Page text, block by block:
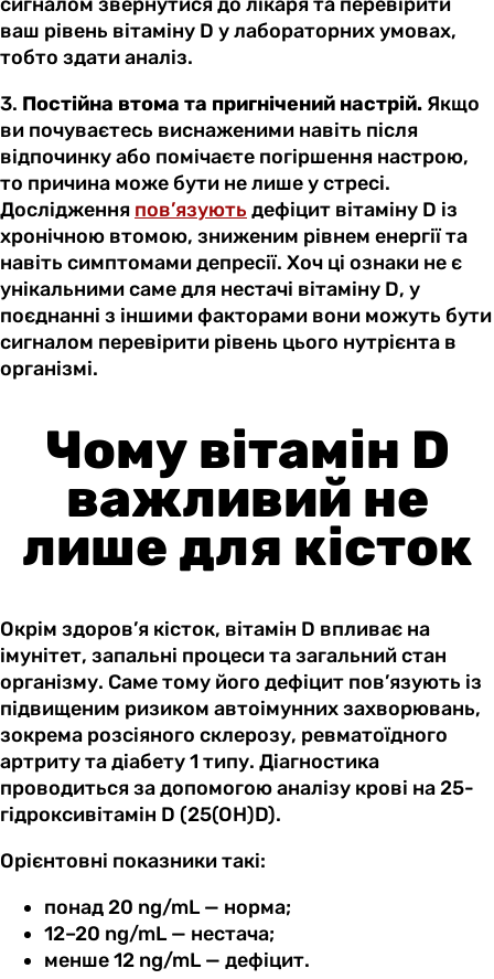
ваш рівень вітаміну D у лабораторних умовах,
тобто здати аналіз.
3. Постійна втома та пригнічений настрій. Якщо
ви почуваєтесь виснаженими навіть після
відпочинку або помічаєте погіршення настрою,
то причина може бути не лише у стресі.
Дослідження пов’язують дефіцит вітаміну D із
хронічною втомою, зниженим рівнем енергії та
навіть симптомами депресії. Хоч ці ознаки не є
унікальними саме для нестачі вітаміну D, у
поєднанні з іншими факторами вони можуть бути
сигналом перевірити рівень цього нутрієнта в
організмі.
Чому вітамін D
важливий не
лише для кісток
Окрім здоров’я кісток, вітамін D впливає на
імунітет, запальні процеси та загальний стан
організму. Саме тому його дефіцит пов’язують із
підвищеним ризиком автоімунних захворювань,
зокрема розсіяного склерозу, ревматоїдного
артриту та діабету 1 типу. Діагностика
проводиться за допомогою аналізу крові на 25-
гідроксивітамін D (25(OH)D).
Орієнтовні показники такі:
понад 20 ng/mL — норма;
12–20 ng/mL — нестача;
менше 12 ng/mL — дефіцит.